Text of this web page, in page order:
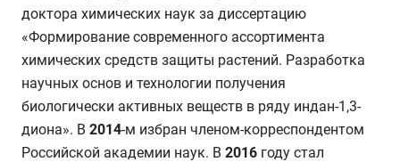
доктора химических наук за диссертацию
«Формирование современного ассортимента
химических средств защиты растений. Разработка
научных основ и технологии получения
биологически активных веществ в ряду индан-1,3-
диона». В 2014-м избран членом-корреспондентом
Российской академии наук. В 2016 году стал